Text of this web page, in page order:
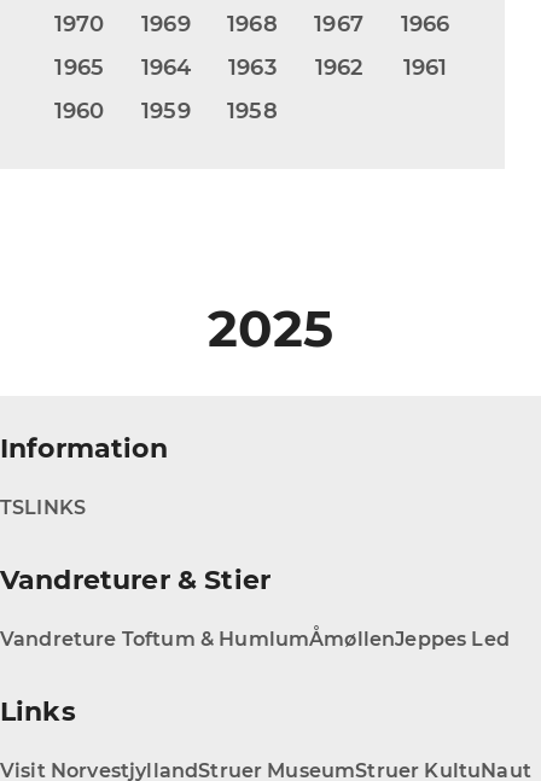
1970
1969 1968 1967
1966
1965
1964 1963 1962
1961
1960
1959 1958
2025
Information
TSLINKS
Vandreturer & Stier
Vandreture Toftum & HumlumÅmøllenJeppes Led
Links
Visit NorvestjyllandStruer MuseumStruer KultuNaut